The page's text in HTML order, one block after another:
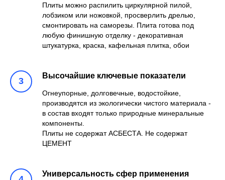
Плиты можно распилить циркулярной пилой,
лобзиком или ножовкой, просверлить дрелью,
смонтировать на саморезы. Плита готова под
любую финишную отделку - декоративная
штукатурка, краска, кафельная плитка, обои
Высочайшие ключевые показатели
Огнеупорные, долговечные, водостойкие,
производятся из экологически чистого материала -
в состав входят только природные минеральные
компоненты.
Плиты не содержат АСБЕСТА. Не содержат
ЦЕМЕНТ
Универсальность сфер применения